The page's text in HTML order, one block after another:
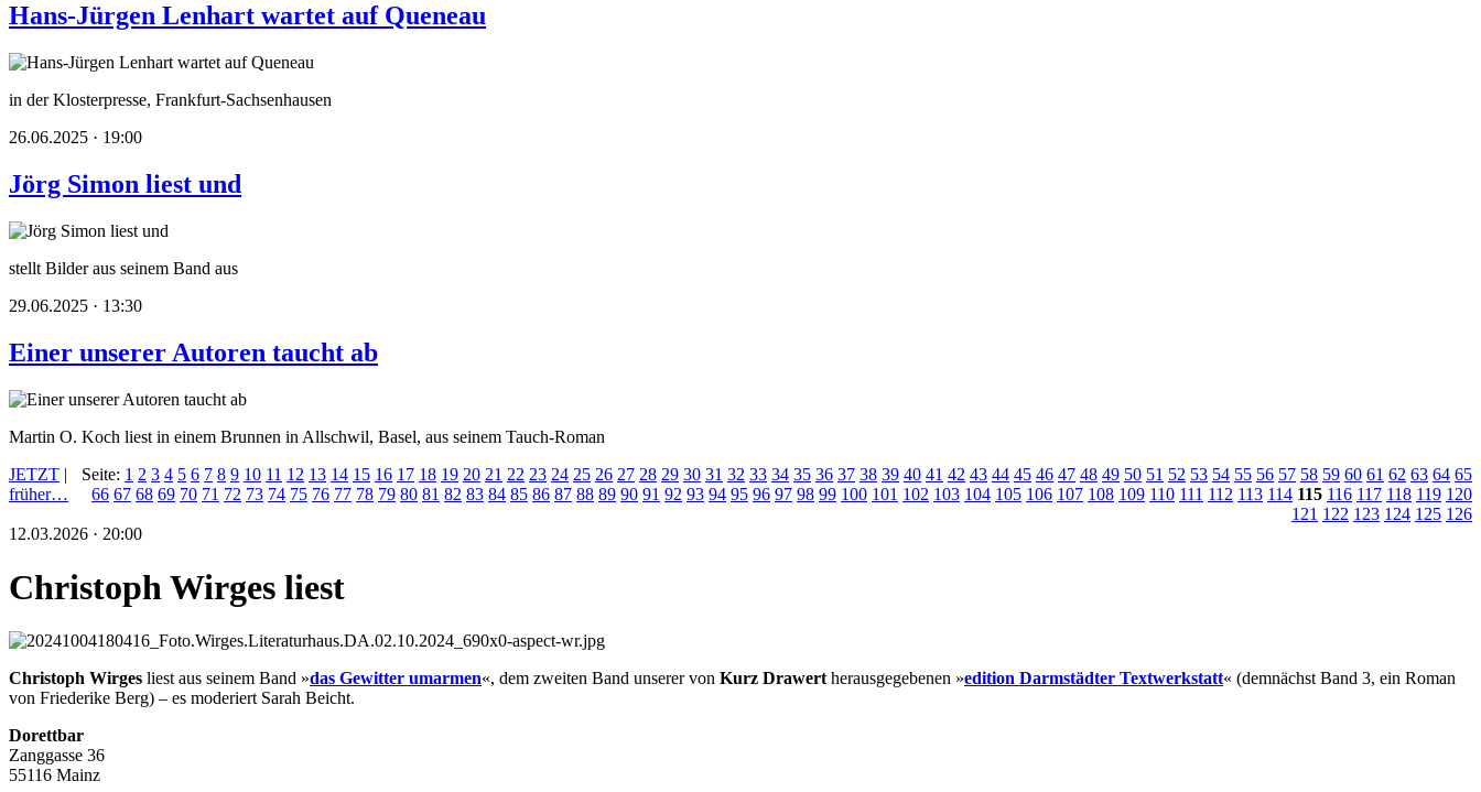
Hans-Jürgen Lenhart wartet auf Queneau
in der Klosterpresse, Frankfurt-Sachsenhausen
26.06.2025 · 19:00
Jörg Simon liest und
stellt Bilder aus seinem Band aus
29.06.2025 · 13:30
Einer unserer Autoren taucht ab
Martin O. Koch liest in einem Brunnen in Allschwil, Basel, aus seinem Tauch-Roman
JETZT |
früher…
Seite: 1 2 3 4 5 6 7 8 9 10 11 12 13 14 15 16 17 18 19 20 21 22 23 24 25 26 27 28 29 30 31 32 33 34 35 36 37 38 39 40 41 42 43 44 45 46 47 48 49 50 51 52 53 54 55 56 57 58 59 60 61 62 63 64 65
66 67 68 69 70 71 72 73 74 75 76 77 78 79 80 81 82 83 84 85 86 87 88 89 90 91 92 93 94 95 96 97 98 99 100 101 102 103 104 105 106 107 108 109 110 111 112 113 114 115 116 117 118 119 120
121 122 123 124 125 126
12.03.2026 · 20:00
Christoph Wirges liest
Christoph Wirges liest aus seinem Band »das Gewitter umarmen«, dem zweiten Band unserer von Kurz Drawertherausgegebenen »edition Darmstädter Textwerkstatt« (demnächst Band 3, ein Roman
von Friederike Berg) – es moderiert Sarah Beicht.
Dorettbar
Zanggasse 36
55116 Mainz